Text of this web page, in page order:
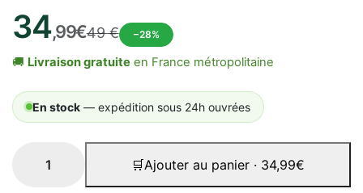
34,99€49 € −28%
🚚 Livraison gratuite en France métropolitaine
En stock — expédition sous 24h ouvrées
🛒Ajouter au panier · 34,99€